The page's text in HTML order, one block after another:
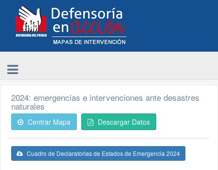
2024: emergencias e intervenciones ante desastres
naturales
Centrar Mapa Descargar Datos
Cuadro de Declaratorias de Estados de Emergencia 2024